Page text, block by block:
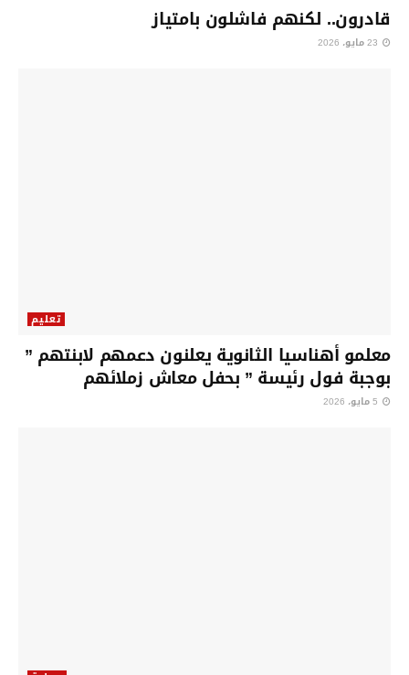
قادرون.. لكنهم فاشلون بامتياز
تعليم
معلمو أهناسيا الثانوية يعلنون دعمهم لابنتهم ”
بوجبة فول رئيسة ” بحفل معاش زملائهم